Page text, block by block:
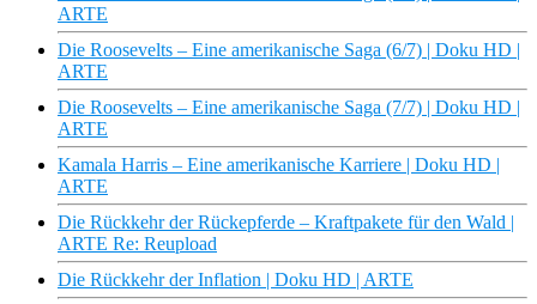
ARTE
Die Roosevelts – Eine amerikanische Saga (6/7) | Doku HD |
ARTE
Die Roosevelts – Eine amerikanische Saga (7/7) | Doku HD |
ARTE
Kamala Harris – Eine amerikanische Karriere | Doku HD |
ARTE
Die Rückkehr der Rückepferde – Kraftpakete für den Wald |
ARTE Re: Reupload
Die Rückkehr der Inflation | Doku HD | ARTE